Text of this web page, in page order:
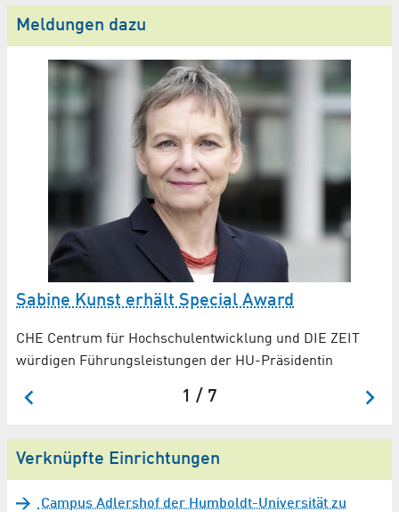
Meldungen dazu
Sabine Kunst erhält Special Award
CHE Centrum für Hochschulentwicklung und DIE ZEIT
würdigen Führungsleistungen der HU-Präsidentin
1 / 7
Verknüpfte Einrichtungen
Campus Adlershof der Humboldt-Universität zu